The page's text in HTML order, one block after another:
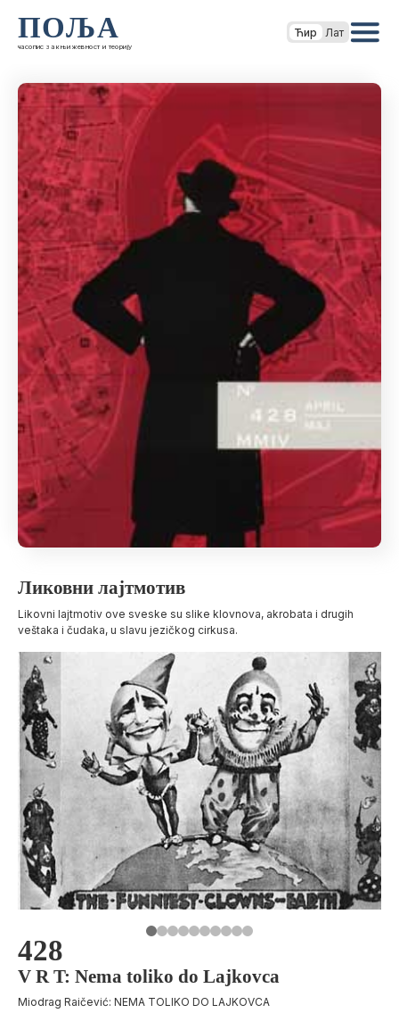
ПОЉА
часопис за књижевност и теорију
Ћир Лат
Ликовни лајтмотив
Likovni lajtmotiv ove sveske su slike klovnova, akrobata i drugih
veštaka i čudaka, u slavu jezičkog cirkusa.
428
V R T: Nema toliko do Lajkovca
Miodrag Raičević: NEMA TOLIKO DO LAJKOVCA